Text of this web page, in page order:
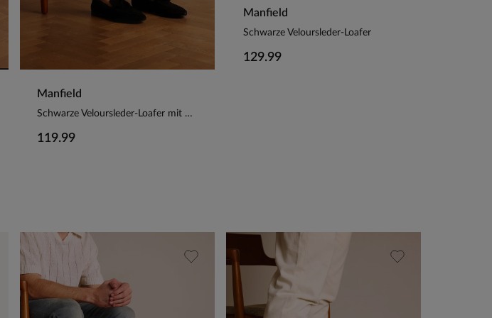
Manfield
Schwarze Veloursleder-Loafer mit Quasten
119.99
Manfield
Schwarze Veloursleder-Loafer
129.99